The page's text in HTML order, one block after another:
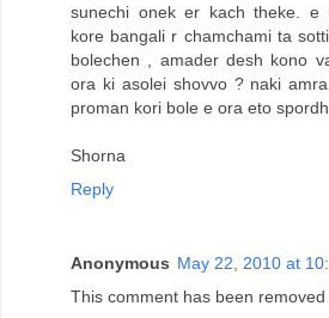
sunechi onek er kach theke. e
kore bangali r chamchami ta
bolechen , amader desh kono
ora ki asolei shovvo ? naki
proman kori bole e ora eto
Shorna
Reply
Anonymous May 22, 2010 at
This comment has been